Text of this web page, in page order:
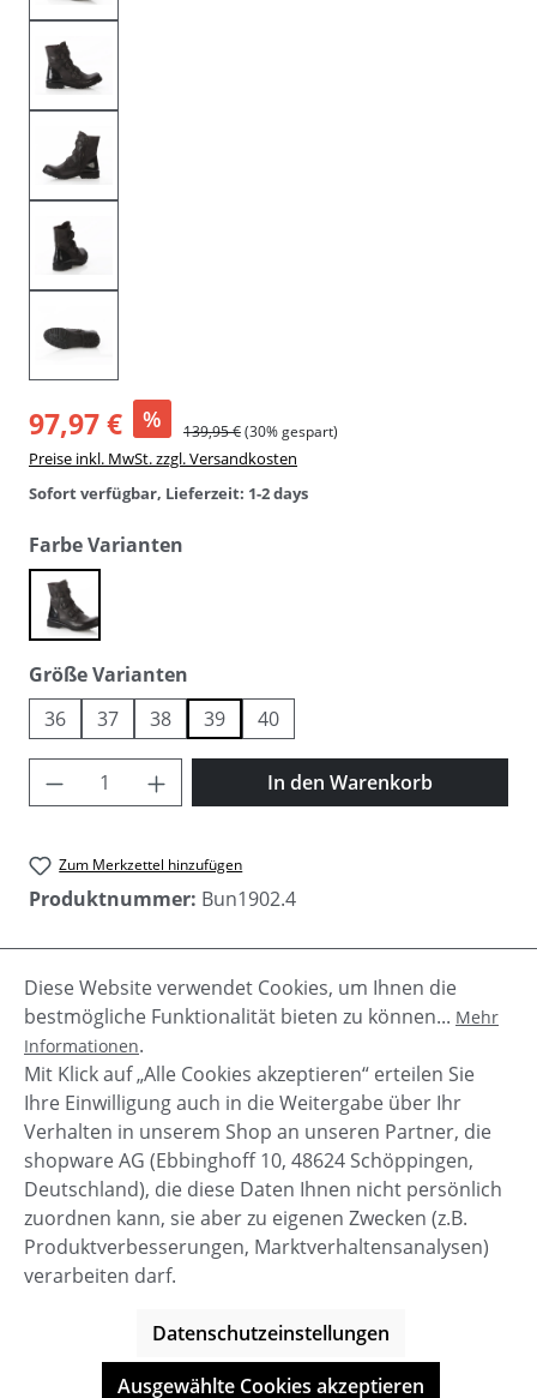
97,97 € % 139,95 €(30% gespart)
Preise inkl. MwSt. zzgl. Versandkosten
Sofort verfügbar, Lieferzeit: 1-2 days
Farbe Varianten
black
Größe Varianten
36
37 38 39 40
Produkt Anzahl: Gib den gewünschten
In den Warenkorb
Zum Merkzettel hinzufügen
Produktnummer: Bun1902.4
Beschreibung
Hochwertige Damen Leder Stiefelette von Bunker
mit drei breiten Schnallen. Das tiefe Profil der Sohle
macht den Stiefel zu e…Mehr
Service-Hotline
Informationen
Diese Website verwendet Cookies, um Ihnen die
bestmögliche Funktionalität bieten zu können... Mehr
Informationen.
Mit Klick auf „Alle Cookies akzeptieren“ erteilen Sie
Ihre Einwilligung auch in die Weitergabe über Ihr
Verhalten in unserem Shop an unseren Partner, die
shopware AG (Ebbinghoff 10, 48624 Schöppingen,
Deutschland), die diese Daten Ihnen nicht persönlich
zuordnen kann, sie aber zu eigenen Zwecken (z.B.
Produktverbesserungen, Marktverhaltensanalysen)
verarbeiten darf.
Datenschutzeinstellungen
Ausgewählte Cookies akzeptieren